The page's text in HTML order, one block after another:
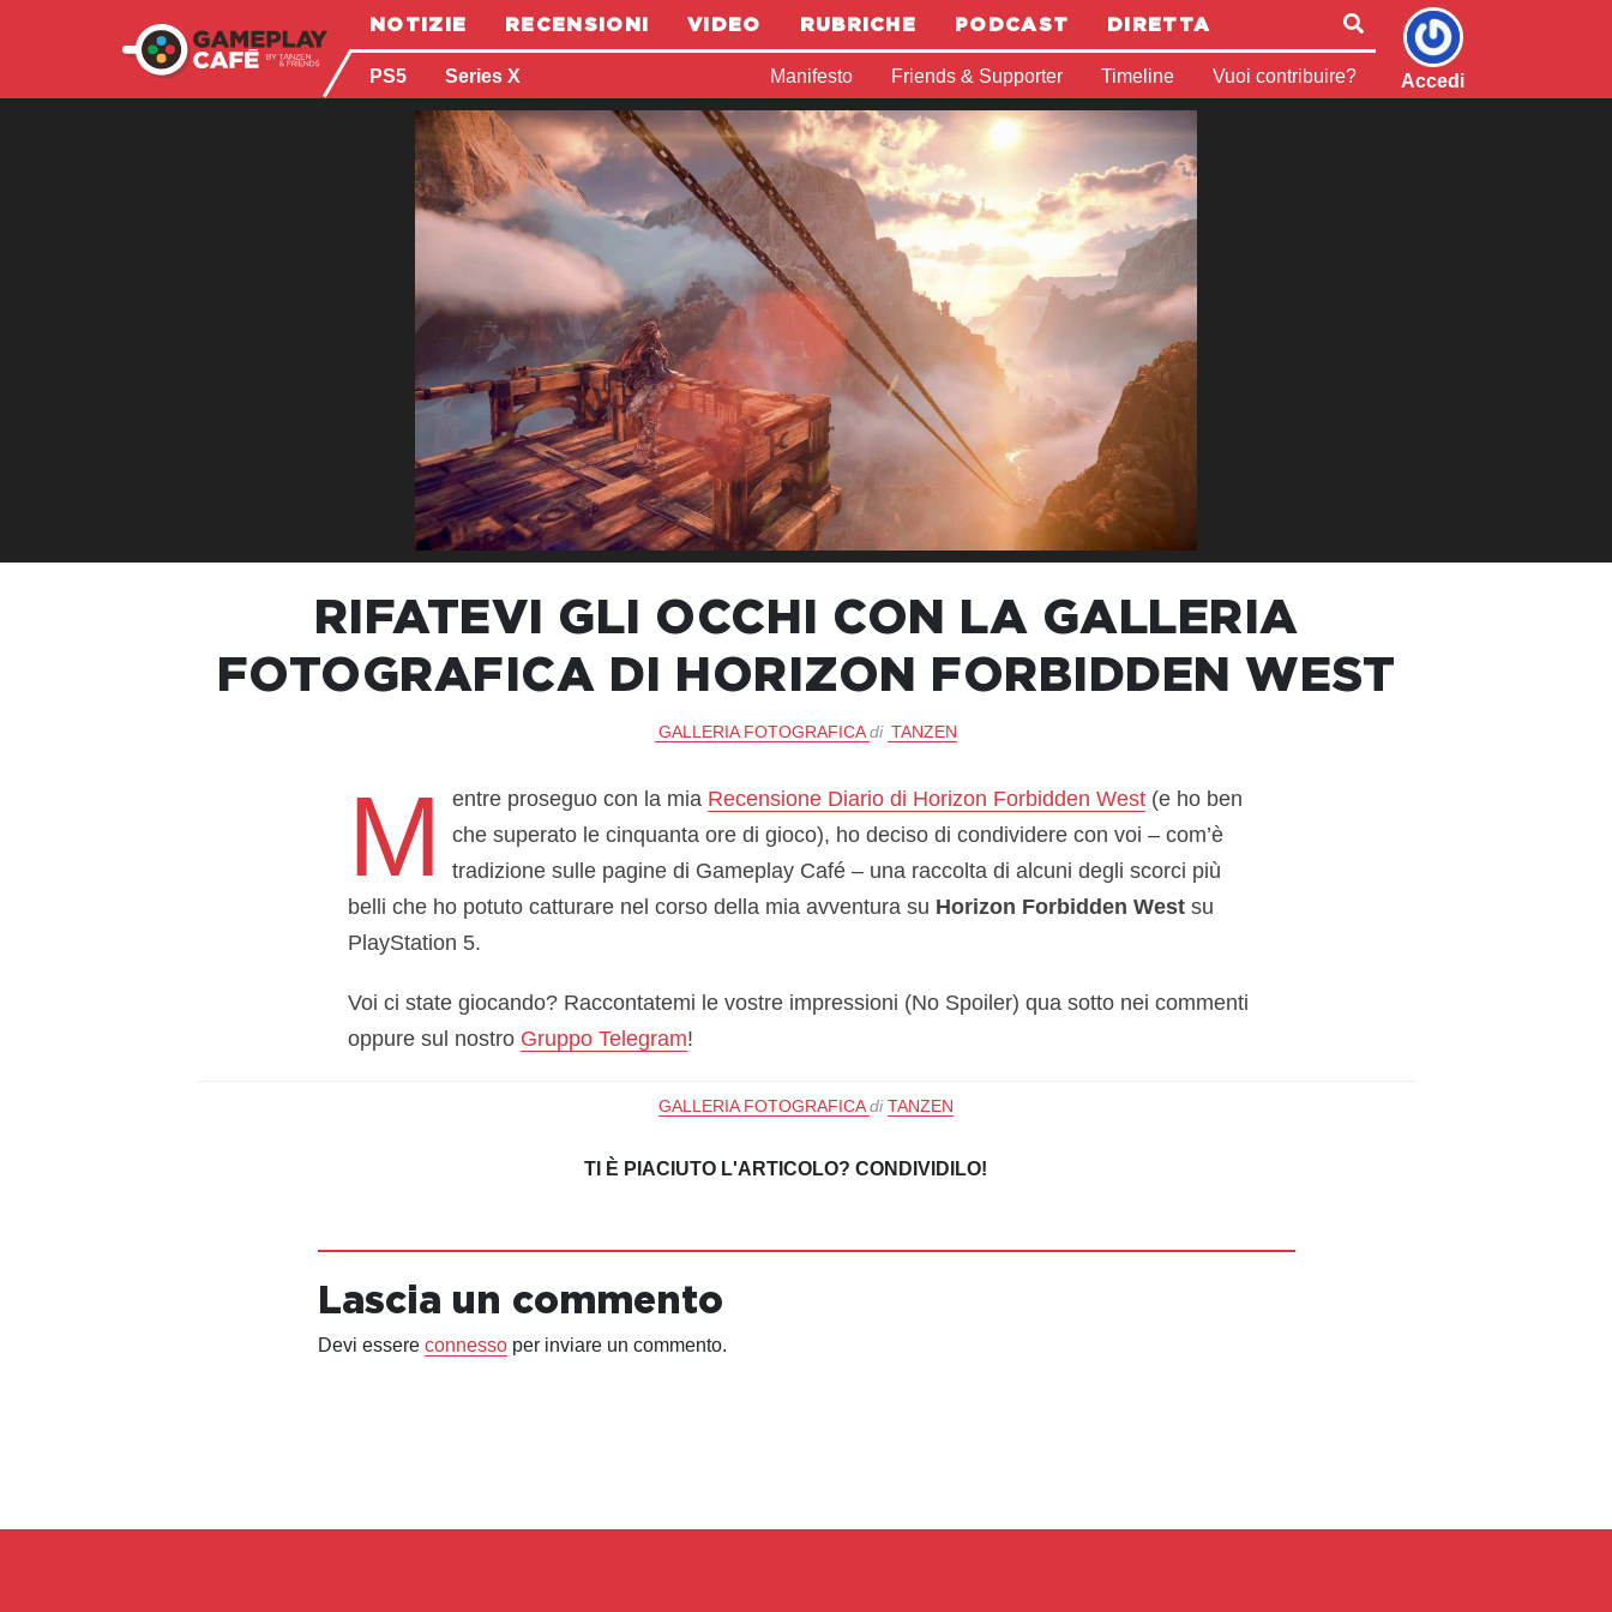
NOTIZIE RECENSIONI VIDEO RUBRICHE PODCAST DIRETTA
PS5 Series X Manifesto Friends & Supporter Timeline Vuoi contribuire? Accedi
RIFATEVI GLI OCCHI CON LA GALLERIA
FOTOGRAFICA DI HORIZON FORBIDDEN WEST
GALLERIA FOTOGRAFICA di TANZEN
M entre proseguo con la mia Recensione Diario di Horizon Forbidden West(e ho ben
che superato le cinquanta ore di gioco), ho deciso di condividere con voi – com’è
tradizione sulle pagine di Gameplay Café – una raccolta di alcuni degli scorci più
belli che ho potuto catturare nel corso della mia avventura su Horizon Forbidden Westsu
PlayStation 5.
Voi ci state giocando? Raccontatemi le vostre impressioni (No Spoiler) qua sotto nei commenti
oppure sul nostro Gruppo Telegram!
GALLERIA FOTOGRAFICA di TANZEN
TI È PIACIUTO L'ARTICOLO? CONDIVIDILO!
Lascia un commento
Devi essere connessoper inviare un commento.